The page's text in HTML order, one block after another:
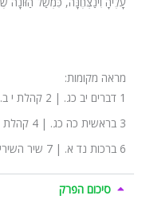
מראה מקומות:
1 דברים יב כג. | 2 קהלת י ב.
3 בראשית כה כג. | 4 קהלת ט יד. | 5 דברים ו ה.
6 ברכות נד א. | 7 שיר השירים ז ז. | 8 זהר חלק ב קסג א.
סיכום הפרק